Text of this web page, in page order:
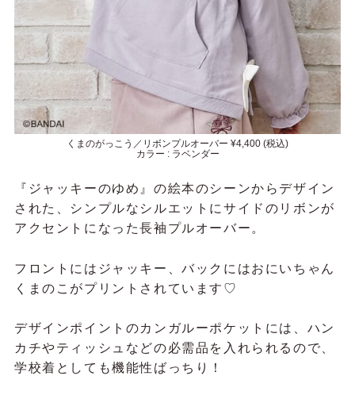
くまのがっこう／リボンプルオーバー ¥4,400 (税込)
カラー : ラベンダー
『ジャッキーのゆめ』の絵本のシーンからデザイン
された、 シンプルなシルエットにサイドのリボンが
アクセントになった長袖プルオーバー。
フロントにはジャッキー、バックにはおにいちゃん
くまのこがプリントされています♡
デザインポイントのカンガルーポケットには、ハン
カチやティッシュなどの必需品を入れられるので、
学校着としても機能性ばっちり！